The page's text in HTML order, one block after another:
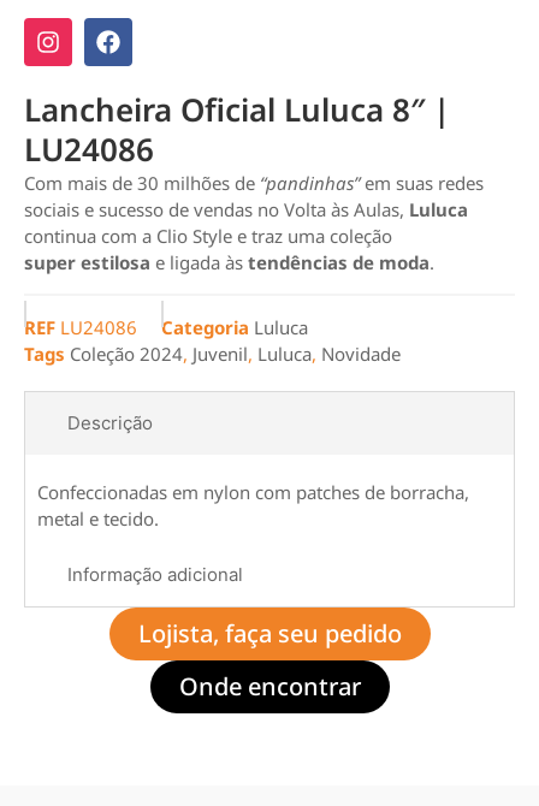
Lancheira Oficial Luluca 8″ |
LU24086
Com mais de 30 milhões de “pandinhas”em suas redes
sociais e sucesso de vendas no Volta às Aulas, Luluca
continua com a Clio Style e traz uma coleção
super estilosa e ligada às tendências de moda.
REF LU24086 Categoria Luluca
Tags Coleção 2024, Juvenil, Luluca, Novidade
Descrição
Informação adicional
Confeccionadas em nylon com patches de borracha,
metal e tecido.
Lojista, faça seu pedido
Onde encontrar